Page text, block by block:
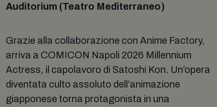
Auditorium (Teatro Mediterraneo)
Grazie alla collaborazione con Anime Factory,
arriva a COMICON Napoli 2026 Millennium
Actress, il capolavoro di Satoshi Kon. Un’opera
diventata culto assoluto dell’animazione
giapponese torna protagonista in una